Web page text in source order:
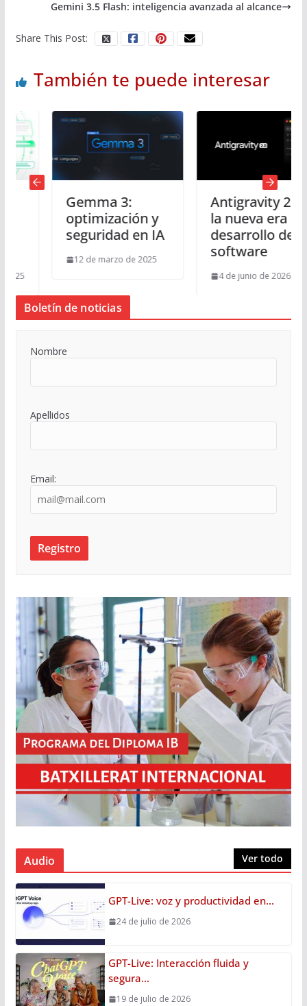
Gemini 3.5 Flash: inteligencia avanzada al alcance
Share This Post:
También te puede interesar
Gemma 3:
optimización y
seguridad en IA
12 de marzo de 2025
Antigravity 2.0:
la nueva era del
desarrollo de
software
4 de junio de 2026
Boletín de noticias
Nombre
Apellidos
Email:
Audio Ver todo
GPT-Live: voz y productividad en…
24 de julio de 2026
GPT-Live: Interacción fluida y
segura…
19 de julio de 2026